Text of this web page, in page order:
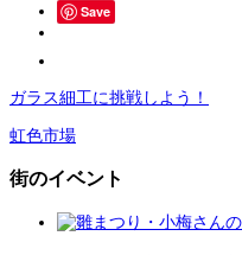
Save
ガラス細工に挑戦しよう！
虹色市場
街のイベント